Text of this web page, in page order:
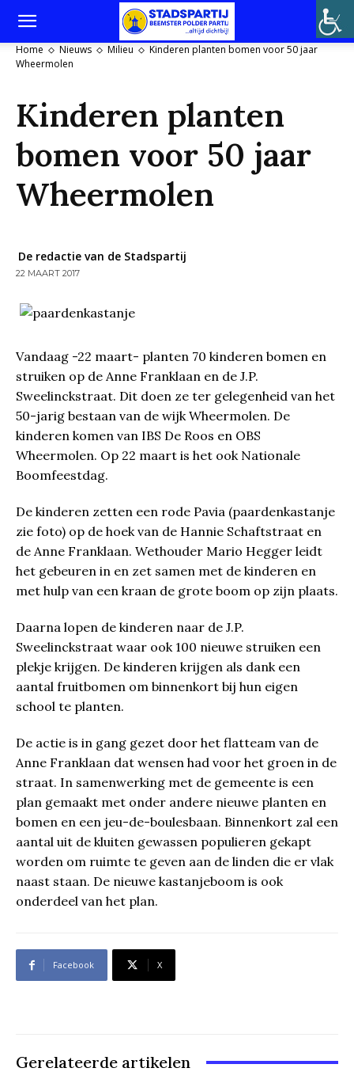
Home Nieuws Milieu
Kinderen planten bomen voor 50 jaar
Wheermolen
Kinderen planten
bomen voor 50 jaar
Wheermolen
De redactie van de Stadspartij
22 MAART 2017
Vandaag -22 maart- planten 70 kinderen bomen en
struiken op de Anne Franklaan en de J.P.
Sweelinckstraat. Dit doen ze ter gelegenheid van het
50-jarig bestaan van de wijk Wheermolen. De
kinderen komen van IBS De Roos en OBS
Wheermolen. Op 22 maart is het ook Nationale
Boomfeestdag.
De kinderen zetten een rode Pavia (paardenkastanje
zie foto) op de hoek van de Hannie Schaftstraat en
de Anne Franklaan. Wethouder Mario Hegger leidt
het gebeuren in en zet samen met de kinderen en
met hulp van een kraan de grote boom op zijn plaats.
Daarna lopen de kinderen naar de J.P.
Sweelinckstraat waar ook 100 nieuwe struiken een
plekje krijgen. De kinderen krijgen als dank een
aantal fruitbomen om binnenkort bij hun eigen
school te planten.
De actie is in gang gezet door het flatteam van de
Anne Franklaan dat wensen had voor het groen in de
straat. In samenwerking met de gemeente is een
plan gemaakt met onder andere nieuwe planten en
bomen en een jeu-de-boulesbaan. Binnenkort zal een
aantal uit de kluiten gewassen populieren gekapt
worden om ruimte te geven aan de linden die er vlak
naast staan. De nieuwe kastanjeboom is ook
onderdeel van het plan.
Facebook X
Gerelateerde artikelen